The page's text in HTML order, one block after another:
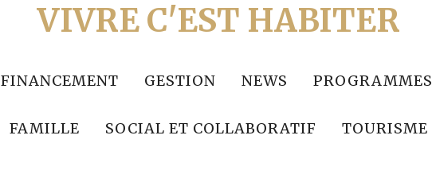
VIVRE C'EST HABITER
FINANCEMENT GESTION NEWS PROGRAMMES
FAMILLE SOCIAL ET COLLABORATIF TOURISME